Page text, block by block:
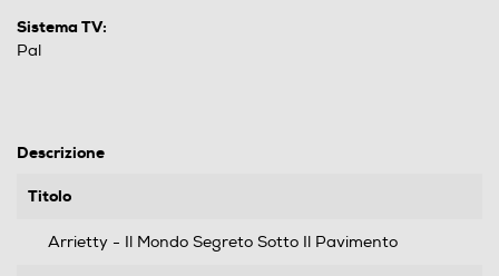
Sistema TV:
Pal
Descrizione
Titolo
Arrietty - Il Mondo Segreto Sotto Il Pavimento